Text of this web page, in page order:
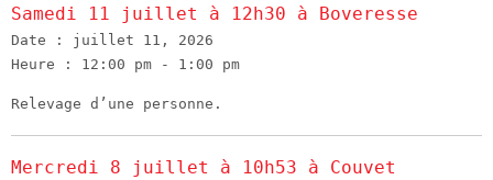
Samedi 11 juillet à 12h30 à Boveresse
Date : juillet 11, 2026
Heure : 12:00 pm - 1:00 pm
Relevage d’une personne.
Mercredi 8 juillet à 10h53 à Couvet